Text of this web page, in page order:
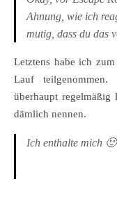
Ahnung, wie ich
mutig, dass du das
Letztens habe ich
Lauf
überhaupt regelmäßig
dämlich nennen.
Ich enthalte mich 🙂